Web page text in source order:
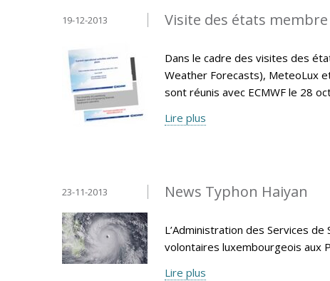
Visite des états membre
19-12-2013
Dans le cadre des visites des
Weather Forecasts), MeteoLux
sont réunis avec ECMWF le 28
Lire plus
News Typhon Haiyan
23-11-2013
L’Administration des Services
volontaires luxembourgeois aux
Lire plus